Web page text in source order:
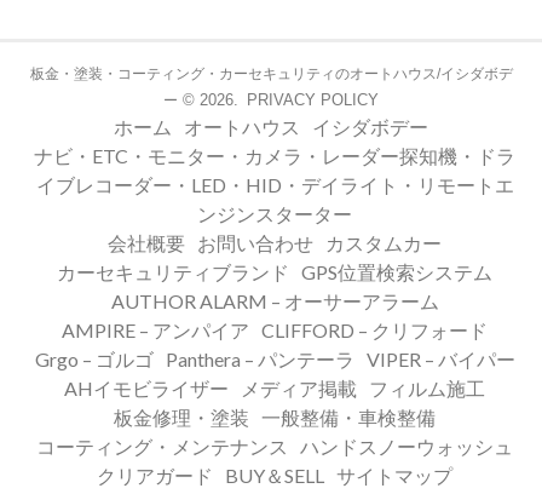
板金・塗装・コーティング・カーセキュリティのオートハウス/イシダボデ
ー © 2026. PRIVACY POLICY
ホーム オートハウス
イシダボデー
ナビ・ETC・モニター・カメラ・レーダー探知機・ドラ
イブレコーダー・LED・HID・デイライト・リモートエ
ンジンスターター
会社概要
お問い合わせ
カスタムカー
カーセキュリティブランド
GPS位置検索システム
AUTHOR ALARM – オーサーアラーム
AMPIRE – アンパイア CLIFFORD – クリフォード
Grgo – ゴルゴ
Panthera – パンテーラ
VIPER – バイパー
AHイモビライザー
メディア掲載
フィルム施工
板金修理・塗装 一般整備・車検整備
コーティング・メンテナンス
ハンドスノーウォッシュ
クリアガード
BUY＆SELL
サイトマップ